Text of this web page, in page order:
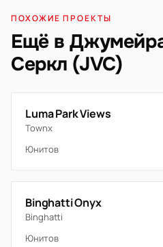
ПОХОЖИЕ ПРОЕКТЫ
Ещё в
Серкл (JVC)
Luma Park Views
Townx
Юнитов
Binghatti Onyx
Binghatti
Юнитов